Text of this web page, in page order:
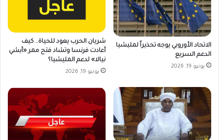
الاتحاد الأوروبي يوجه تحذيراً لمليشيا
الدعم السريع
يونيو 19, 2026
شريان الحرب يعود للحياة.. كيف
أعادت فرنسا وتشاد فتح ممر «أبشي
نيالا» لدعم المليشيا؟
يونيو 19, 2026